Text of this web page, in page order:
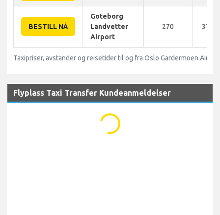
BESTILL NÅ
Goteborg
Landvetter
Airport
270 370
Taxipriser, avstander og reisetider til og fra Oslo Gardermoen
Flyplass Taxi Transfer Kundeanmeldelser
...